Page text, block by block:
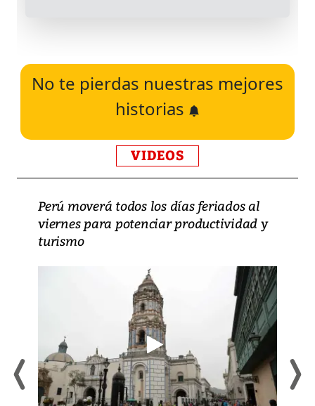
No te pierdas nuestras mejores
historias
VIDEOS
Perú moverá todos los días feriados al
viernes para potenciar productividad y
turismo